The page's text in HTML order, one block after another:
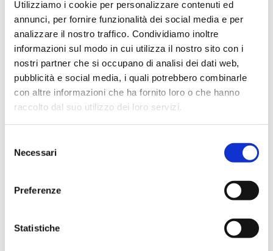
Utilizziamo i cookie per personalizzare contenuti ed
annunci, per fornire funzionalità dei social media e per
analizzare il nostro traffico. Condividiamo inoltre
informazioni sul modo in cui utilizza il nostro sito con i
nostri partner che si occupano di analisi dei dati web,
pubblicità e social media, i quali potrebbero combinarle
con altre informazioni che ha fornito loro o che hanno
raccolto dal suo utilizzo dei loro servizi.
delNecessari
Preferenze
Statistiche